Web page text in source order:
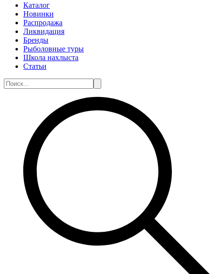
Каталог
Новинки
Распродажа
Ликвидация
Бренды
Рыболовные туры
Школа нахлыста
Статьи